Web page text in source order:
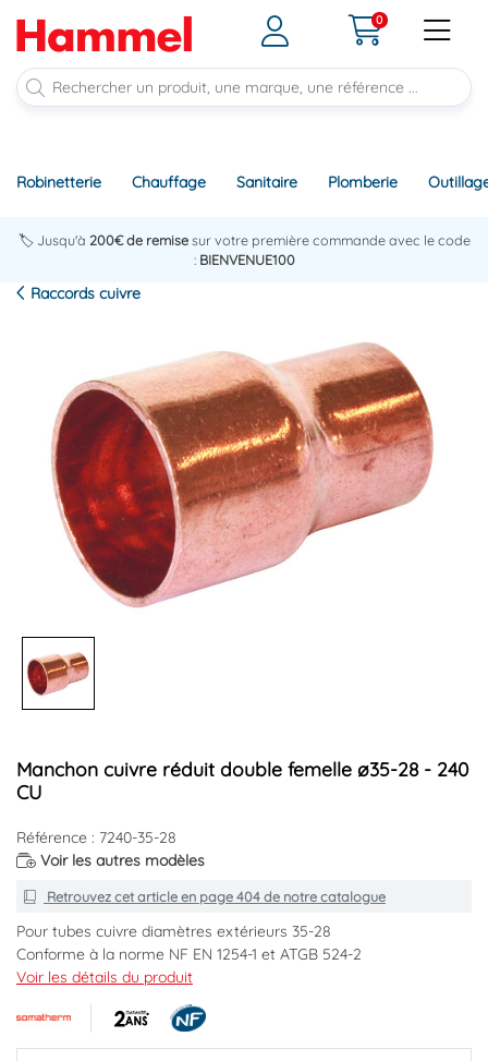
0
Robinetterie Chauffage Sanitaire Plomberie
🏷️ Jusqu'à 200€ de remisesur votre première commande avec le code
: BIENVENUE100
Raccords cuivre
Manchon cuivre réduit double femelle ø35-28 - 240
CU
Référence : 7240-35-28
Voir les autres modèles
Retrouvez cet article en page 404de notre catalogue
Pour tubes cuivre diamètres extérieurs 35-28
Conforme à la norme NF EN 1254-1 et ATGB 524-2
Vendu par multiple de 1 pièce
Marque : SOMATHERM
Code EAN : 4011860161844
Voir les détails du produit